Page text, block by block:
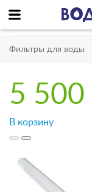
Фильтры для воды
5 500
В корзину